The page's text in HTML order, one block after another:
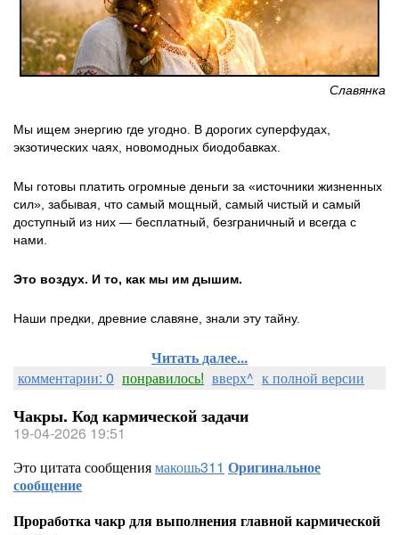
Славянка
Мы ищем энергию где угодно. В дорогих суперфудах,
экзотических чаях, новомодных биодобавках.
Мы готовы платить огромные деньги за «источники жизненных
сил», забывая, что самый мощный, самый чистый и самый
доступный из них — бесплатный, безграничный и всегда с
нами.
Это воздух. И то, как мы им дышим.
Наши предки, древние славяне, знали эту тайну.
Читать далее...
комментарии: 0 понравилось! вверх^ к полной версии
Чакры. Код кармической задачи
19-04-2026 19:51
Это цитата сообщениямакошь311 Оригинальное
сообщение
Проработка чакр для выполнения главной кармической